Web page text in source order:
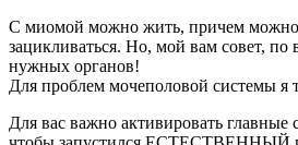
С миомой можно жить, причем можно
зацикливаться. Но, мой вам совет,
нужных органов!
Для проблем мочеполовой системы я
Для вас важно активировать